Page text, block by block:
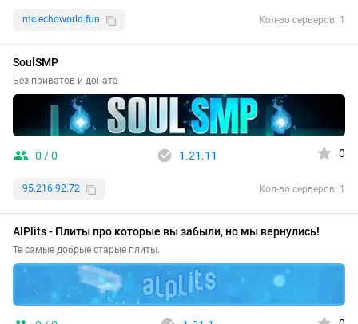
mc.echoworld.fun Кол-во серверов: 1
SoulSMP
Без приватов и доната
0 / 0 1.21.11 0
95.216.92.72 Кол-во серверов: 1
AlPlits - Плиты про которые вы забыли, но мы вернулись!
Те самые добрые старые плиты.